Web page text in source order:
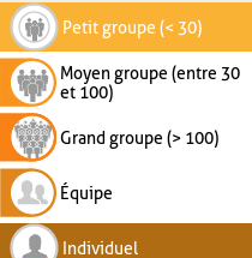
Petit groupe (< 30)
Moyen groupe (entre 30
et 100)
Grand groupe (> 100)
Équipe
Individuel